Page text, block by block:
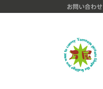
お問い合わせ